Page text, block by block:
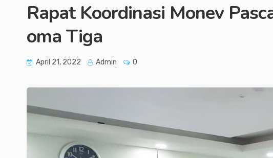
Rapat Koordinasi Monev
oma Tiga
April 21, 2022 Admin 0